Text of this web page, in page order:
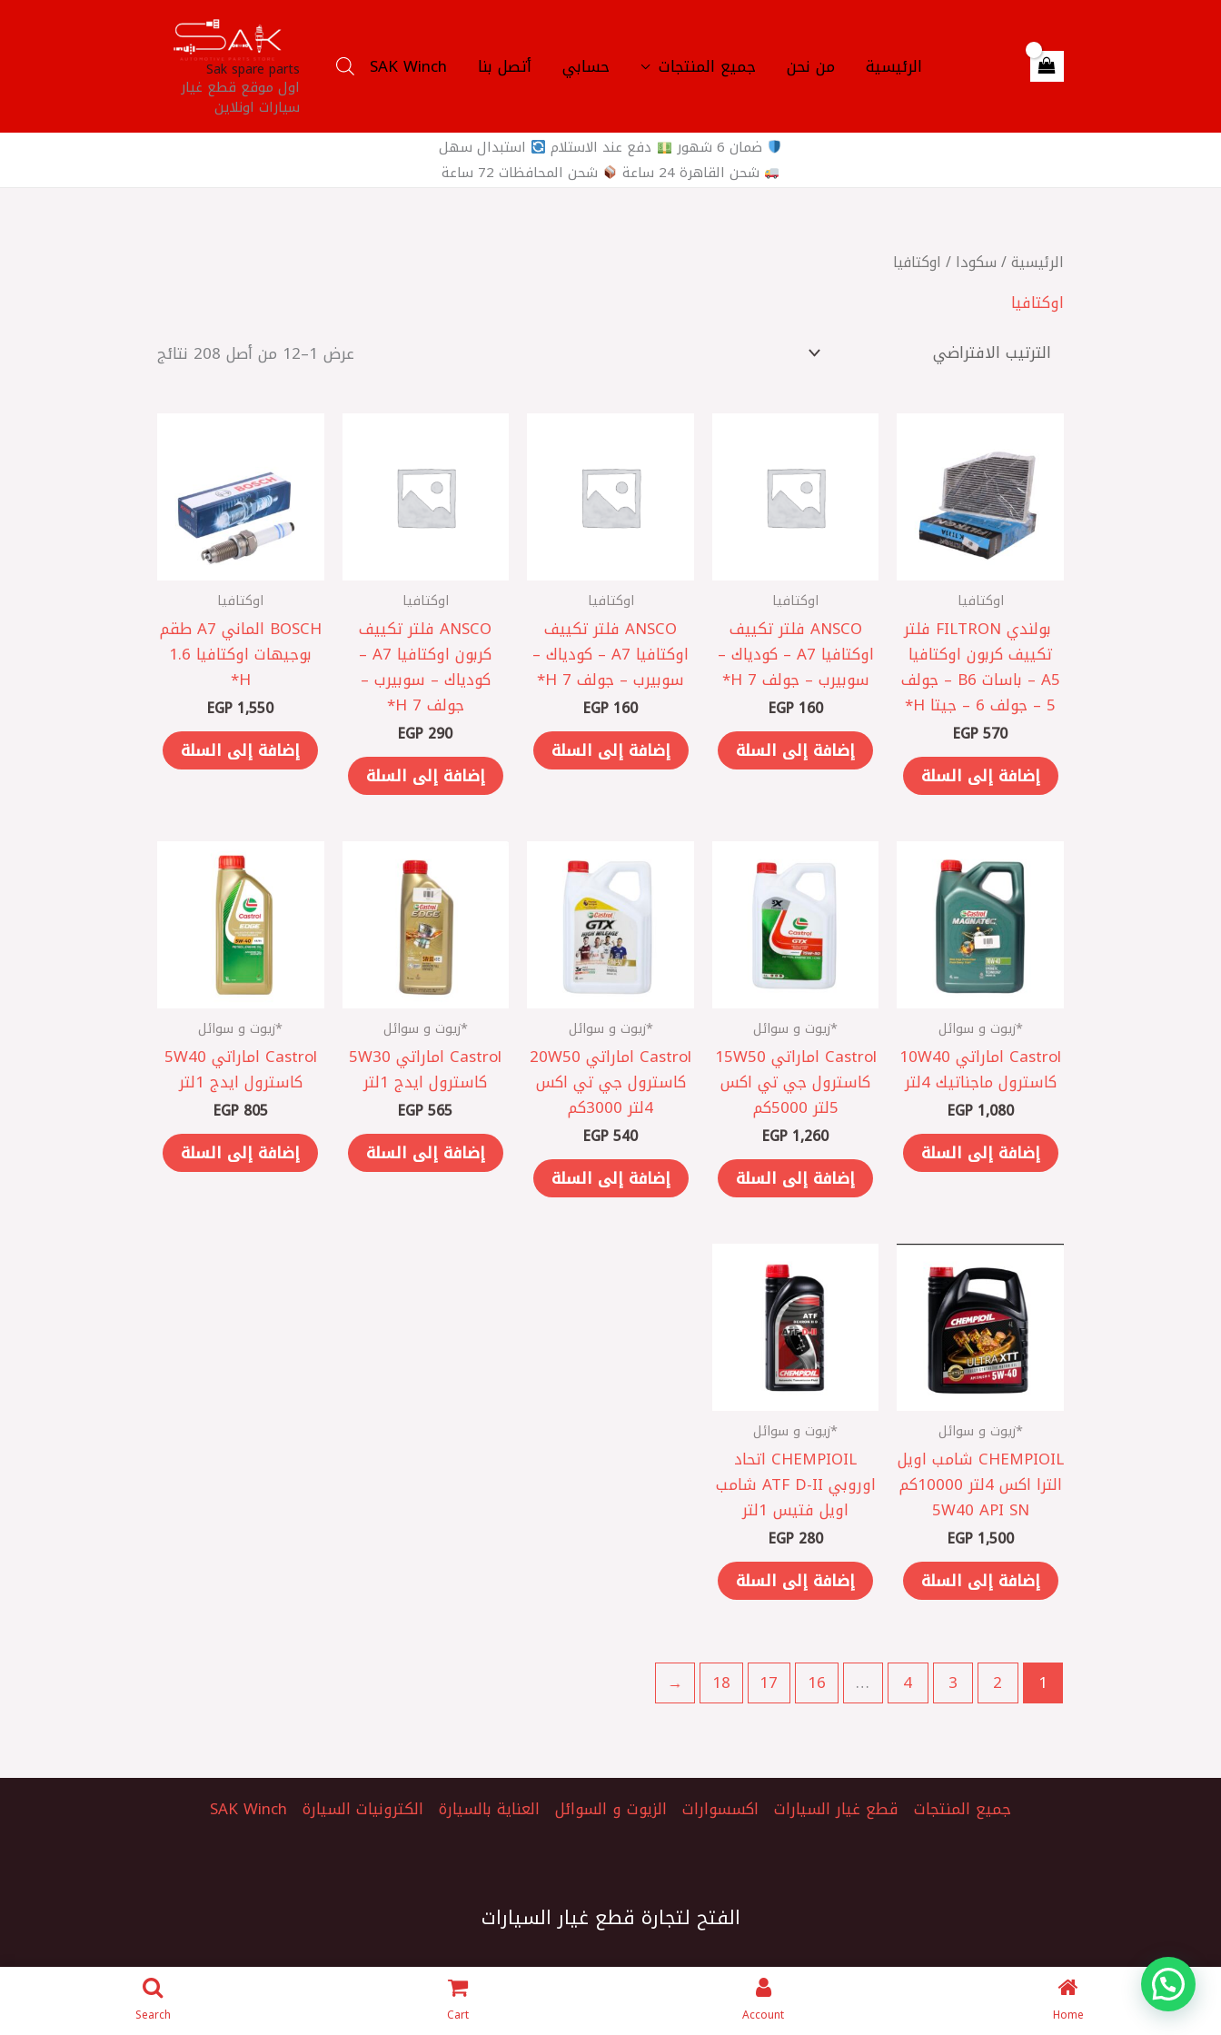
الرئيسية من نحن جميع المنتجات حسابي أتصل بنا SAK Winch
Sak spare parts
اول موقع قطع غيار
سيارات اونلاين
ضمان 6 شهور
دفع عند الاستلام
استبدال سهل
شحن القاهرة 24 ساعة
شحن المحافظات 72 ساعة
الرئيسية/ سكودا / اوكتافيا
اوكتافيا
عرض 1–12 من أصل 208 نتائج
اوكتافيا
‏ بولندي FILTRON فلتر
تكييف كربون اوكتافيا
A5 – باسات B6 – جولف
5 – جولف 6 – جيتا ‏H*
EGP570
إضافة إلى السلة
اوكتافيا
ANSCO فلتر تكييف
اوكتافيا A7 – كودياك –
سوبيرب – جولف 7 H*
EGP160
إضافة إلى السلة
اوكتافيا
ANSCO فلتر تكييف
اوكتافيا A7 – كودياك –
سوبيرب – جولف 7 H*
EGP 160
إضافة إلى السلة
اوكتافيا
ANSCO فلتر تكييف
كربون اوكتافيا A7 –
كودياك – سوبيرب –
جولف 7 H*
EGP 290
إضافة إلى السلة
اوكتافيا
BOSCH الماني A7 طقم
بوجيهات اوكتافيا 1.6
H*
EGP 1,550
إضافة إلى السلة
*زيوت و سوائل
Castrol اماراتي 10W40
كاسترول ماجناتيك 4لتر
EGP1,080
إضافة إلى السلة
*زيوت و سوائل
Castrol اماراتي 15W50
كاسترول جي تي اكس
5لتر 5000كم
EGP 1,260
إضافة إلى السلة
*زيوت و سوائل
Castrol اماراتي 20W50
كاسترول جي تي اكس
4لتر 3000كم
EGP540
إضافة إلى السلة
*زيوت و سوائل
Castrol اماراتي 5W30
كاسترول ايدج 1لتر
EGP565
إضافة إلى السلة
*زيوت و سوائل
Castrol اماراتي 5W40
كاسترول ايدج 1لتر
EGP805
إضافة إلى السلة
*زيوت و سوائل
CHEMPIOIL شامب اويل
الترا اكس 4لتر 10000كم
5W40 API SN
EGP1,500
إضافة إلى السلة
*زيوت و سوائل
CHEMPIOIL اتحاد
اوروبي ATF D-II شامب
اويل فتيس 1لتر
EGP280
إضافة إلى السلة
1
2
3
4
…
16
17
18
←
جميع المنتجات قطع غيار السيارات اكسسوارات الزيوت و السوائل العناية بالسيارة الكترونيات السيارة SAK Winch
الفتح لتجارة قطع غيار السيارات
Home
Account
Cart
Search